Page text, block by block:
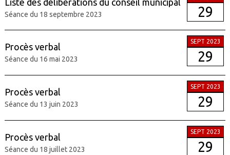
Séance du 18 septembre 2023 29
Procès verbal
Séance du 16 mai 2023
SEPT 2023
29
Procès verbal
Séance du 13 juin 2023
SEPT 2023
29
Procès verbal
Séance du 18 juillet 2023
SEPT 2023
29